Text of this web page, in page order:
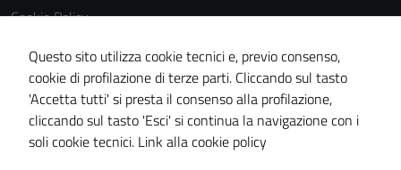
Cookie Policy
Note legali
Dichiarazione di accessibilità
Piano di miglioramento del sito
Statistiche sito web
Questo sito utilizza cookie tecnici e, previo consenso,
cookie di profilazione di terze parti. Cliccando sul tasto
'Accetta tutti' si presta il consenso alla profilazione,
cliccando sul tasto 'Esci' si continua la navigazione con i
soli cookie tecnici. Link alla cookie policy
disabilitati.
Questi cookie
non raccolgono
informazioni
personali.